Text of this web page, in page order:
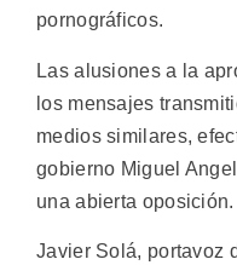
pornográficos.
Las alusiones a la
los mensajes
medios similares,
gobierno Miguel
una abierta oposición.
Javier Solá, portavoz